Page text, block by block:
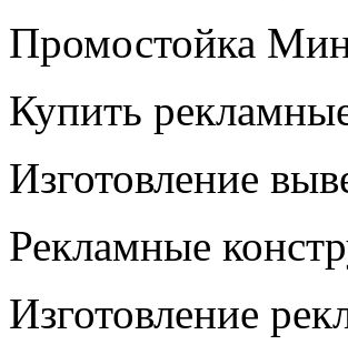
Промостойка
Купить
Изготовление
Рекламные
Изготовление